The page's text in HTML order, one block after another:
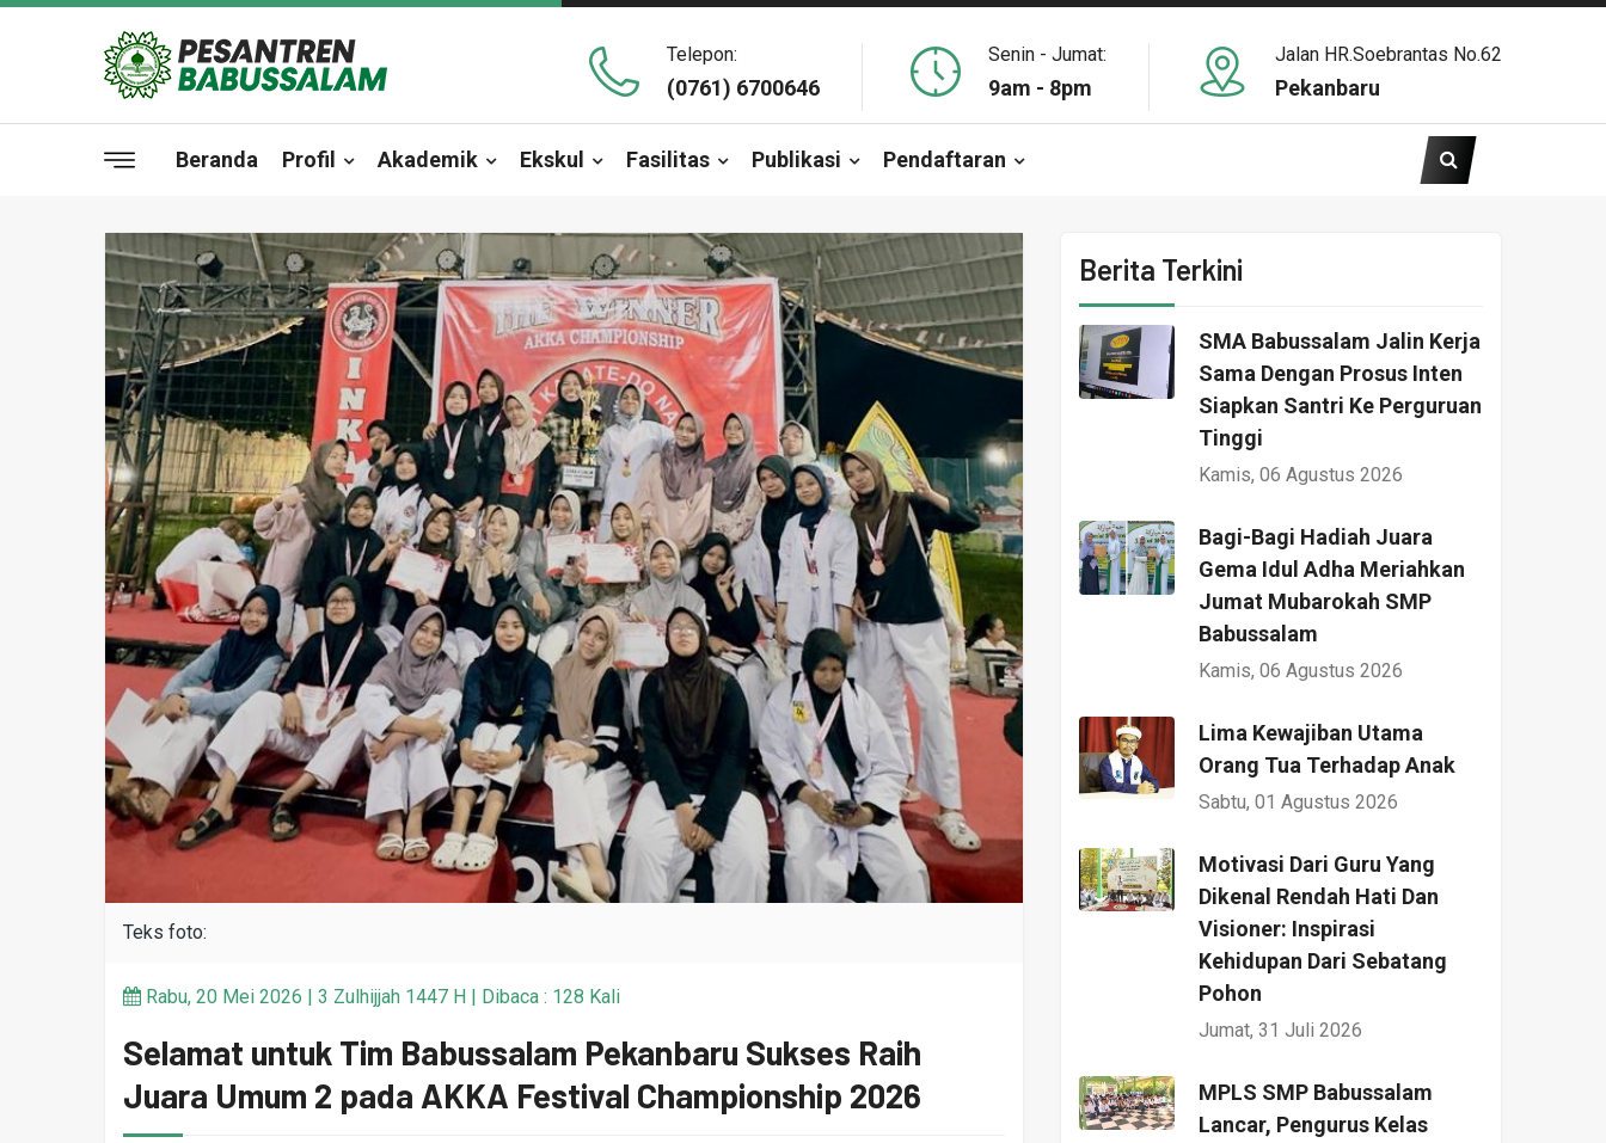
Telepon:
(0761) 6700646
Senin - Jumat:
9am - 8pm
Jalan HR.Soebrantas No.62
Pekanbaru
Beranda Profil Akademik Ekskul Fasilitas Publikasi Pendaftaran
Teks foto:
Rabu, 20 Mei 2026 | 3 Zulhijjah 1447 H | Dibaca : 128 Kali
Selamat untuk Tim Babussalam Pekanbaru Sukses Raih
Juara Umum 2 pada AKKA Festival Championship 2026
Berita Terkini
SMA Babussalam Jalin Kerja
Sama Dengan Prosus Inten
Siapkan Santri Ke Perguruan
Tinggi
Kamis, 06 Agustus 2026
Bagi-Bagi Hadiah Juara
Gema Idul Adha Meriahkan
Jumat Mubarokah SMP
Babussalam
Kamis, 06 Agustus 2026
Lima Kewajiban Utama
Orang Tua Terhadap Anak
Sabtu, 01 Agustus 2026
Motivasi Dari Guru Yang
Dikenal Rendah Hati Dan
Visioner: Inspirasi
Kehidupan Dari Sebatang
Pohon
Jumat, 31 Juli 2026
MPLS SMP Babussalam
Lancar, Pengurus Kelas